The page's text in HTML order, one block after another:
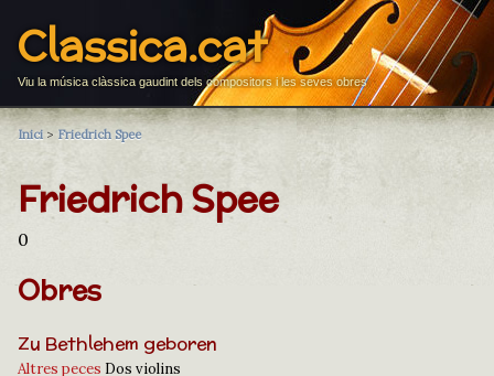
Classica.cat
Viu la música clàssica gaudint dels compositors i les seves obres
Inici > Friedrich Spee
Friedrich Spee
0
Obres
Zu Bethlehem geboren
Altres peces Dos violins